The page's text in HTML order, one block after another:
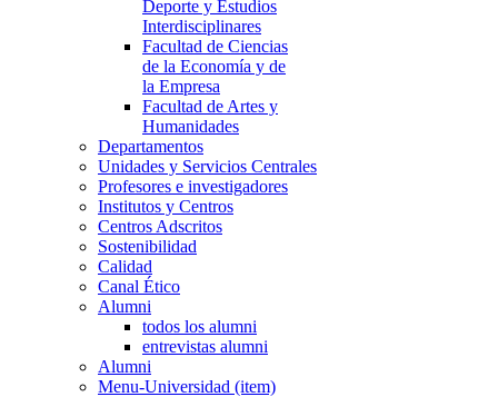
Deporte y Estudios
Interdisciplinares
Facultad de Ciencias
de la Economía y de
la Empresa
Facultad de Artes y
Humanidades
Departamentos
Unidades y Servicios Centrales
Profesores e investigadores
Institutos y Centros
Centros Adscritos
Sostenibilidad
Calidad
Canal Ético
Alumni
todos los alumni
entrevistas alumni
Alumni
Menu-Universidad (item)